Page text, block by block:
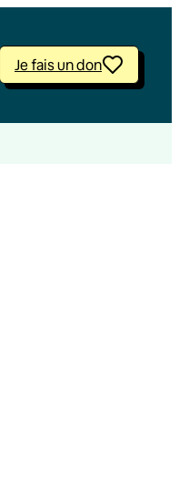
Je fais un don